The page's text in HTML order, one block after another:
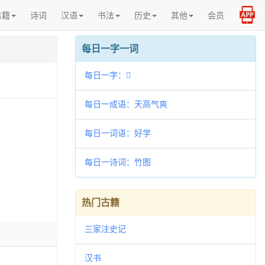
诗词 汉语 书法 历史 其他 会员
每日一字一词
每日一字：𢟴
每日一成语：天高气爽
每日一词语：好学
每日一诗词：竹图
热门古籍
三家注史记
汉书